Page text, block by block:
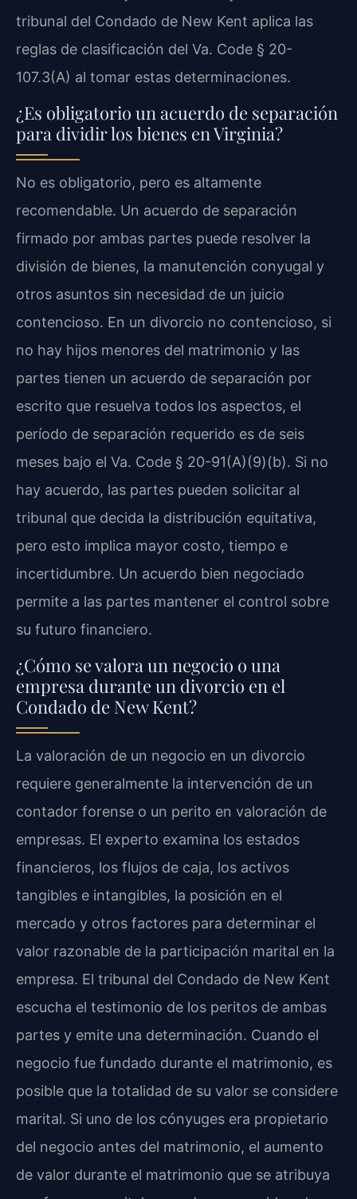
tribunal del Condado de New Kent aplica las
reglas de clasificación del Va. Code § 20-
107.3(A) al tomar estas determinaciones.
¿Es obligatorio un acuerdo de separación
para dividir los bienes en Virginia?
No es obligatorio, pero es altamente
recomendable. Un acuerdo de separación
firmado por ambas partes puede resolver la
división de bienes, la manutención conyugal y
otros asuntos sin necesidad de un juicio
contencioso. En un divorcio no contencioso, si
no hay hijos menores del matrimonio y las
partes tienen un acuerdo de separación por
escrito que resuelva todos los aspectos, el
período de separación requerido es de seis
meses bajo el Va. Code § 20-91(A)(9)(b). Si no
hay acuerdo, las partes pueden solicitar al
tribunal que decida la distribución equitativa,
pero esto implica mayor costo, tiempo e
incertidumbre. Un acuerdo bien negociado
permite a las partes mantener el control sobre
su futuro financiero.
¿Cómo se valora un negocio o una
empresa durante un divorcio en el
Condado de New Kent?
La valoración de un negocio en un divorcio
requiere generalmente la intervención de un
contador forense o un perito en valoración de
empresas. El experto examina los estados
financieros, los flujos de caja, los activos
tangibles e intangibles, la posición en el
mercado y otros factores para determinar el
valor razonable de la participación marital en la
empresa. El tribunal del Condado de New Kent
escucha el testimonio de los peritos de ambas
partes y emite una determinación. Cuando el
negocio fue fundado durante el matrimonio, es
posible que la totalidad de su valor se considere
marital. Si uno de los cónyuges era propietario
del negocio antes del matrimonio, el aumento
de valor durante el matrimonio que se atribuya